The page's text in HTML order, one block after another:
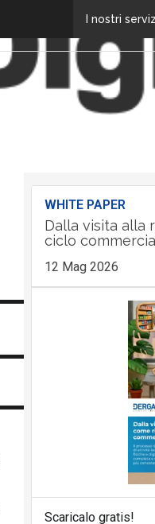
I nostri
WHITE PAPER
Dalla visita alla
ciclo
12 Mag 2026
Scaricalo gratis!